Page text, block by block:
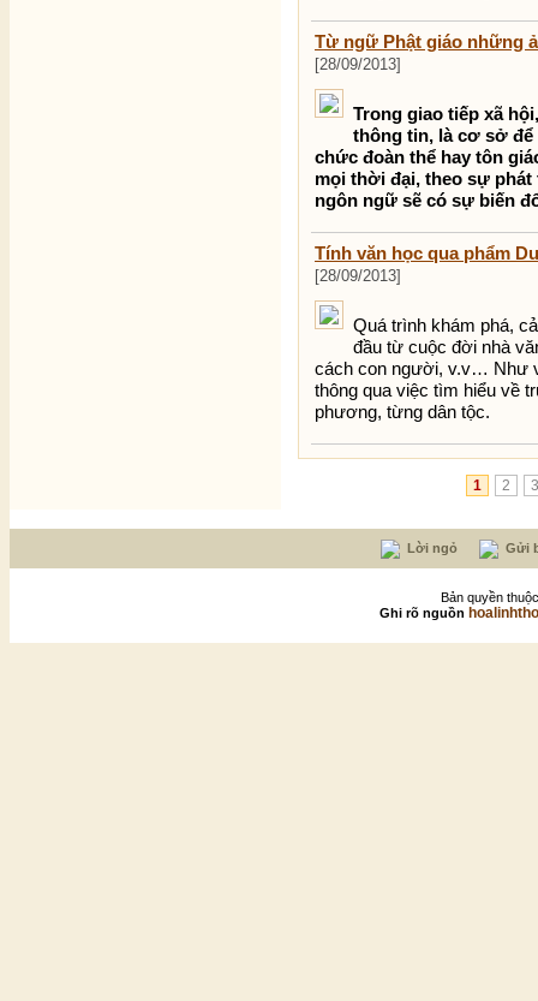
Từ ngữ Phật giáo những
[28/09/2013]
Trong giao tiếp xã
thông tin, là cơ sở
chức đoàn thể hay tôn
mọi thời đại, theo sự phát
ngôn ngữ sẽ có sự biến
Tính văn học qua phẩm
[28/09/2013]
Quá trình khám phá,
đầu từ cuộc đời nhà
cách con người, v.v… Như
thông qua việc tìm hiểu về
phương, từng dân tộc.
1 2 3
Lời ngỏ Gửi
Bản quyền
Ghi rõ nguồn